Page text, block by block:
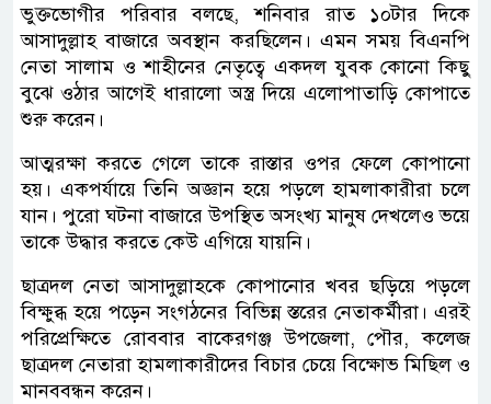
ভুক্তভোগীর পরিবার বলছে, শনিবার রাত ১০টার দিকে
আসাদুল্লাহ বাজারে অবস্থান করছিলেন। এমন সময় বিএনপি
নেতা সালাম ও শাহীনের নেতৃত্বে একদল যুবক কোনো কিছু
বুঝে ওঠার আগেই ধারালো অস্ত্র দিয়ে এলোপাতাড়ি কোপাতে
শুরু করেন।
আত্মরক্ষা করতে গেলে তাকে রাস্তার ওপর ফেলে কোপানো
হয়। একপর্যায়ে তিনি অজ্ঞান হয়ে পড়লে হামলাকারীরা চলে
যান। পুরো ঘটনা বাজারে উপস্থিত অসংখ্য মানুষ দেখলেও ভয়ে
তাকে উদ্ধার করতে কেউ এগিয়ে যায়নি।
ছাত্রদল নেতা আসাদুল্লাহকে কোপানোর খবর ছড়িয়ে পড়লে
বিক্ষুব্ধ হয়ে পড়েন সংগঠনের বিভিন্ন স্তরের নেতাকর্মীরা। এরই
পরিপ্রেক্ষিতে রোববার বাকেরগঞ্জ উপজেলা, পৌর, কলেজ
ছাত্রদল নেতারা হামলাকারীদের বিচার চেয়ে বিক্ষোভ মিছিল ও
মানববন্ধন করেন।